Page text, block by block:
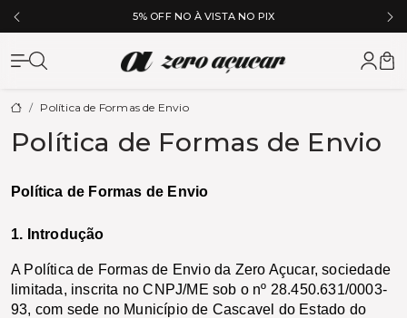
5% OFF NO À VISTA NO PIX
Zero
Política de Formas de Envio
Política de Formas de Envio
Política de Formas de Envio
1. Introdução
A Política de Formas de Envio da Zero Açucar, sociedade
limitada, inscrita no CNPJ/ME sob o nº 28.450.631/0003-
93, com sede no Município de Cascavel do Estado do